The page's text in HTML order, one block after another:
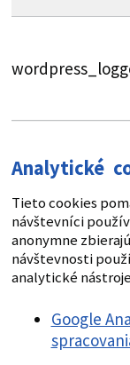
Analytické
Tieto cookies
návštevníci
anonymne
návštevnosti
analytické
Google